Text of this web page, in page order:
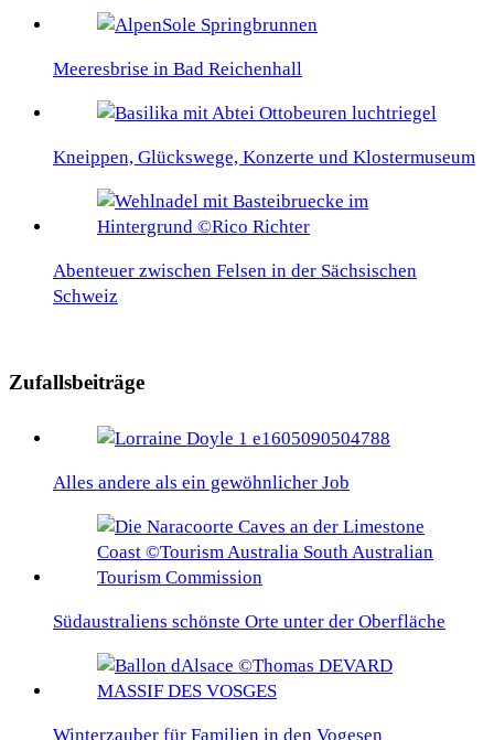
Meeresbrise in Bad Reichenhall
Kneippen, Glückswege, Konzerte und Klostermuseum
Abenteuer zwischen Felsen in der Sächsischen
Schweiz
Zufallsbeiträge
Alles andere als ein gewöhnlicher Job
Südaustraliens schönste Orte unter der Oberfläche
Winterzauber für Familien in den Vogesen